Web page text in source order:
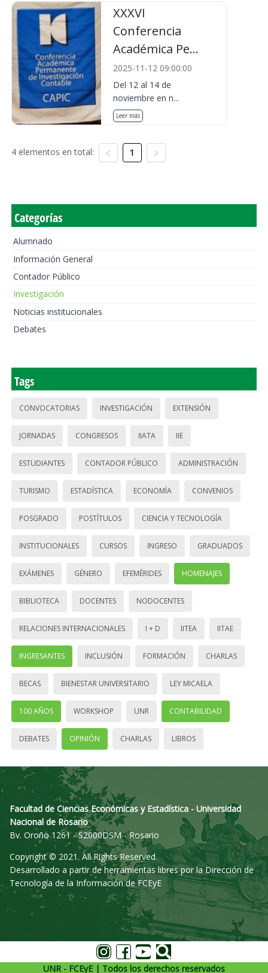
XXXVI
Conferencia
Académica Pe...
2025-11-12 09:00:00
Del 12 al 14 de
noviembre en n...
Leer más
4 elementos en total: 1
Categorías
Alumnado
Información General
Contador Público
Investigación
Noticias institucionales
Debates
Tags
CONVOCATORIAS INVESTIGACIÓN EXTENSIÓN
JORNADAS CONGRESOS IIATA IIE
ESTUDIANTES CONTADOR PÚBLICO ADMINISTRACIÓN
TURISMO ESTADÍSTICA ECONOMÍA CONVENIOS
POSGRADO POSTÍTULOS CIENCIA Y TECNOLOGÍA
INSTITUCIONALES CURSOS INGRESO GRADUADOS
EXÁMENES GÉNERO EFEMÉRIDES HOMENAJES
BIBLIOTECA DOCENTES NODOCENTES
RELACIONES INTERNACIONALES I + D IITEA IITAE
INGRESANTES INCLUSIÓN FORMACIÓN CHARLAS
BECAS BIENESTAR UNIVERSITARIO LEY MICAELA
100 AÑOS WORKSHOP UNR CONTABILIDAD
DEBATES OPINIÓN CHARLAS LIBROS
Facultad de Ciencias Económicas y Estadística - Universidad
Nacional de Rosario
Bv. Oroño 1261 - S2000DSM - Rosario
Copyright © 2021. All Rights Reserved.
Desarrollado a partir de herramientas libres por la Dirección de
Tecnología de la Información de FCEyE
UNR - FCEyE | Todos los derechos reservados